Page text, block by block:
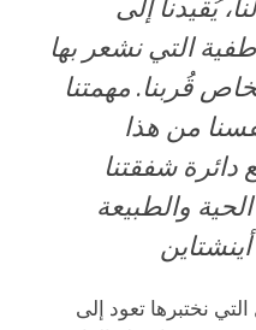
يُقيدنا إلى
التي نشعر بها
قُربنا. مهمتنا
من هذا
شفقتنا
والطبيعة
نختبرها تعود إلى